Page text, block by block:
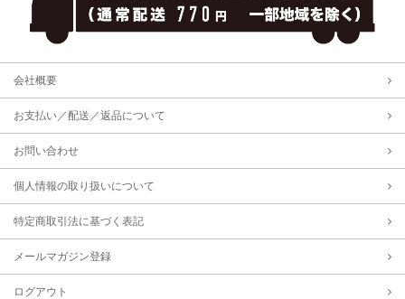
会社概要
お支払い／配送／返品について
お問い合わせ
個人情報の取り扱いについて
特定商取引法に基づく表記
メールマガジン登録
ログアウト